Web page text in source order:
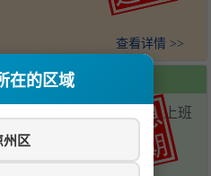
在的区域
州区
查看详情 >>
，医师一名，正常班。上班
系电话：13659357719